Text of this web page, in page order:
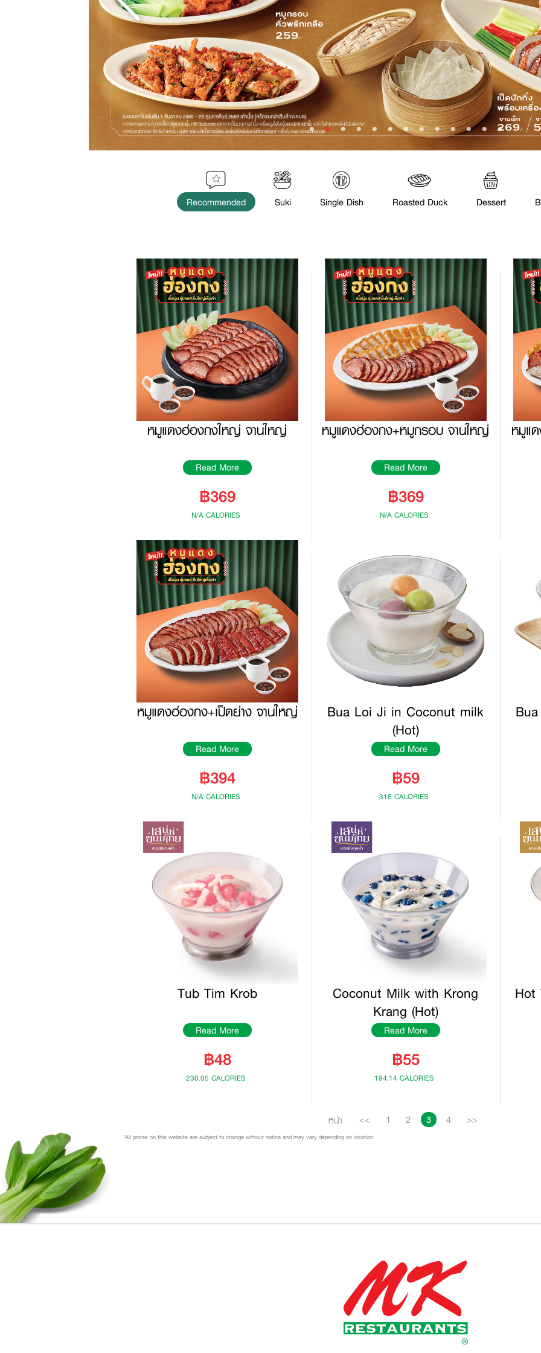
Recommended Suki Single Dish Roasted Duck Dessert
หมูแดงฮ่องกงใหญ่ จานใหญ่
Read More
฿369
N/A CALORIES
หมูแดงฮ่องกง+หมูกรอบ จานใหญ่
Read More
฿369
N/A CALORIES
หมูแ
หมูแดงฮ่องกง+เป็ดย่าง จานใหญ่
Read More
฿394
N/A CALORIES
Bua Loi Ji in Coconut milk
(Hot)
Read More
฿59
316 CALORIES
Tub Tim Krob
Read More
฿48
230.05 CALORIES
Coconut Milk with Krong
Krang (Hot)
Read More
฿55
194.14 CALORIES
Hot
หน้า << 1 2 3 4 >>
*All prices on this website are subject to change without notice and may vary depending on location.